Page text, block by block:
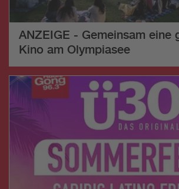
ANZEIGE - Gemeinsam eine
Kino am Olympiasee